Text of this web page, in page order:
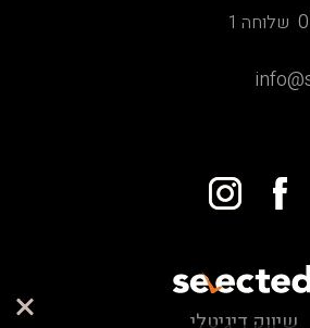
שלוחה 1
שיווק דיגיטלי